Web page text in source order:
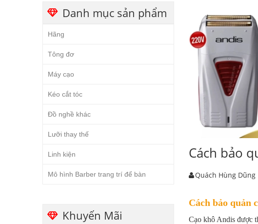
Danh mục sản phẩm
Hãng
Tông đơ
Máy cạo
Kéo cắt tóc
Đồ nghề khác
Lưỡi thay thế
Linh kiện
Mô hình Barber trang trí để bàn
Khuyến Mãi
Cách bảo
Quách Hùng Dũng
Cách bảo quản
Cạo khô Andis được